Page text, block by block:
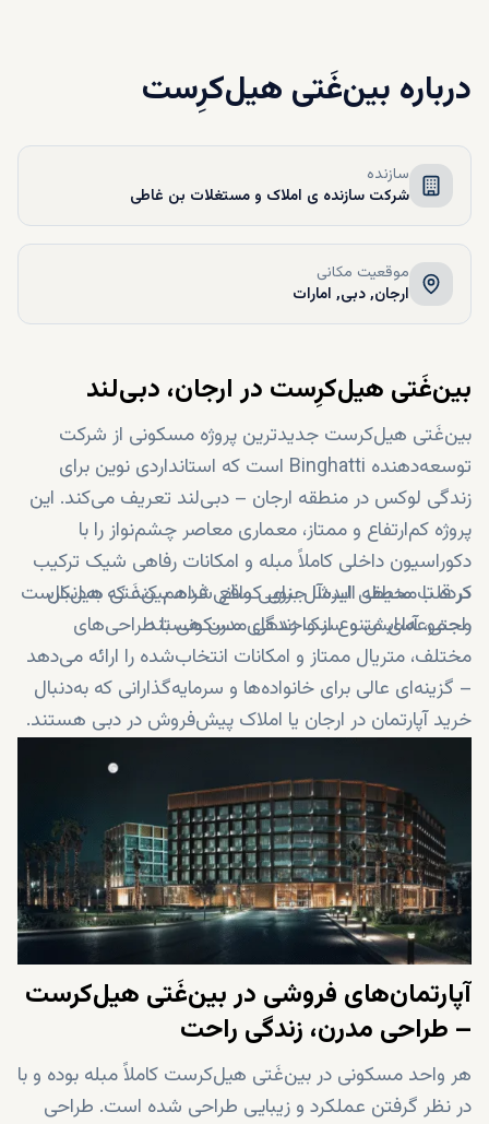
درباره بین‌غَتی هیل‌کرِست
سازنده
شرکت سازنده ی املاک و مستغلات بن غاطی
موقعیت مکانی
ارجان, دبی, امارات
بین‌غَتی هیل‌کرِست در ارجان، دبی‌لند
بین‌غَتی هیل‌کرست جدیدترین پروژه مسکونی از شرکت
توسعه‌دهنده Binghatti است که استانداردی نوین برای
زندگی لوکس در منطقه ارجان – دبی‌لند تعریف می‌کند. این
پروژه کم‌ارتفاع و ممتاز، معماری معاصر چشم‌نواز را با
دکوراسیون داخلی کاملاً مبله و امکانات رفاهی شیک ترکیب
کرده تا محیطی ایده‌آل برای کسانی فراهم کند که به‌دنبال
راحتی، آسایش و سبک زندگی مدرن هستند.
در قلب منطقه البرشا جنوبی واقع شده، بین‌غَتی هیل‌کرست
مجموعه‌ای متنوع از واحدهای مسکونی با طراحی‌های
مختلف، متریال ممتاز و امکانات انتخاب‌شده را ارائه می‌دهد
– گزینه‌ای عالی برای خانواده‌ها و سرمایه‌گذارانی که به‌دنبال
خرید آپارتمان در ارجان یا املاک پیش‌فروش در دبی هستند.
آپارتمان‌های فروشی در بین‌غَتی هیل‌کرست
– طراحی مدرن، زندگی راحت
هر واحد مسکونی در بین‌غَتی هیل‌کرست کاملاً مبله بوده و با
در نظر گرفتن عملکرد و زیبایی طراحی شده است. طراحی